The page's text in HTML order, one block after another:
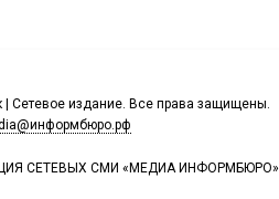
Сетевое издание. Все права защищены.
СЕТЕВЫХ СМИ «МЕДИА ИНФОРМБЮРО»